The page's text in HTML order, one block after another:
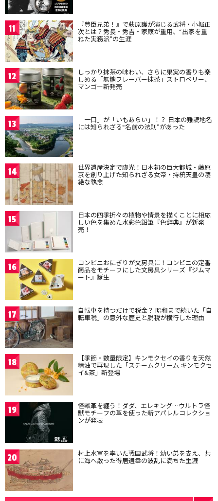
11 『豊臣兄弟！』で萩原護が演じる武将・小堀正
次とは？秀長・秀吉・家康が重用、“出家を重
ねた実務派”の生涯
12 しっかり抹茶の味わい、さらに果実の香りも楽
しめる「無糖フレーバー抹茶」ストロベリー、
マンゴー新発売
13 「一口」が「いもあらい」！？ 日本の難読地名
には知られざる“名前の法則”があった
14 世界遺産決定で脚光！日本初の巨大都城・藤原
京を創り上げた知られざる女帝・持統天皇の凄
絶な執念
15 日本の四季折々の植物や情景を描くことに相応
しい色を集めた水彩色鉛筆『色辞典』が新発
売！
16 コンビニおにぎりが文房具に！コンビニの定番
商品をモチーフにした文房具シリーズ『ジムマ
ート』誕生
17 自転車を持つだけで税金？ 昭和まで続いた「自
転車税」の意外な歴史と脱税が横行した理由
18 【季節・数量限定】キンモクセイの香りを天然
精油で再現した「スチームクリーム キンモクセ
イ&茶」新登場
19 怪獣革を纏う！ダダ、エレキング…ウルトラ怪
獣モチーフの革を使った新アパレルコレクショ
ンが発表
20 村上水軍を率いた戦国武将！幼い弟を支え、共
に海へ散った得居通幸の波乱に満ちた生涯